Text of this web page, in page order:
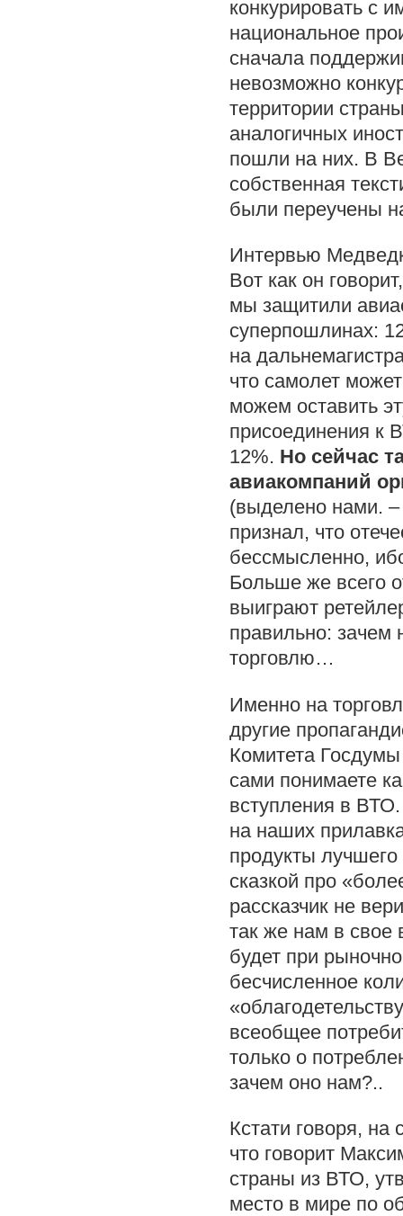
конкурировать с
национальное
сначала
невозможно
территории
аналогичных
пошли на них. В
собственная
были переучены
Интервью
Вот как он
мы защитили
суперпошлинах:
на
что самолет
можем оставить
присоединения к
12%. Но сейчас
авиакомпаний
(выделено нами.
признал, что
бессмысленно,
Больше же всего
выиграют
правильно: зачем
торговлю…
Именно на
другие
Комитета
сами понимаете
вступления в
на наших
продукты
сказкой про
рассказчик не
так же нам в свое
будет при
бесчисленное
всеобщее
только о
зачем оно нам?..
Кстати говоря, на
что говорит
страны из ВТО,
место в мире по